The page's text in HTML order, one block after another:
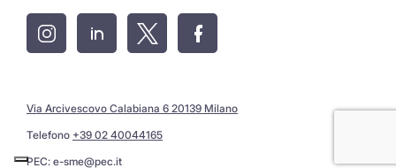
Via Arcivescovo Calabiana 6 20139 Milano
Telefono +39 02 40044165
PEC: e-sme@pec.it